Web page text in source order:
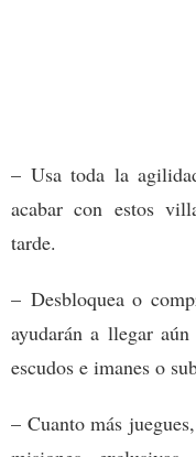
– Usa toda la
acabar con estos
tarde.
– Desbloquea o
ayudarán a llegar
escudos e imanes o
– Cuanto más